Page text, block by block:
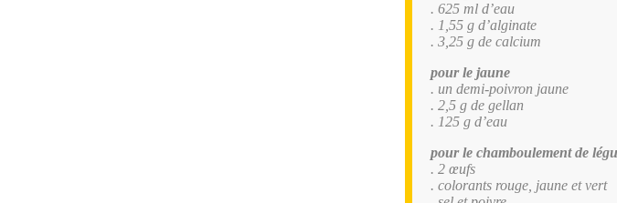
. 625 ml d’eau
. 1,55 g d’alginate
. 3,25 g de calcium
pour le jaune
. un demi-poivron jaune
. 2,5 g de gellan
. 125 g d’eau
pour le chamboulement de
. 2 œufs
. colorants rouge, jaune et vert